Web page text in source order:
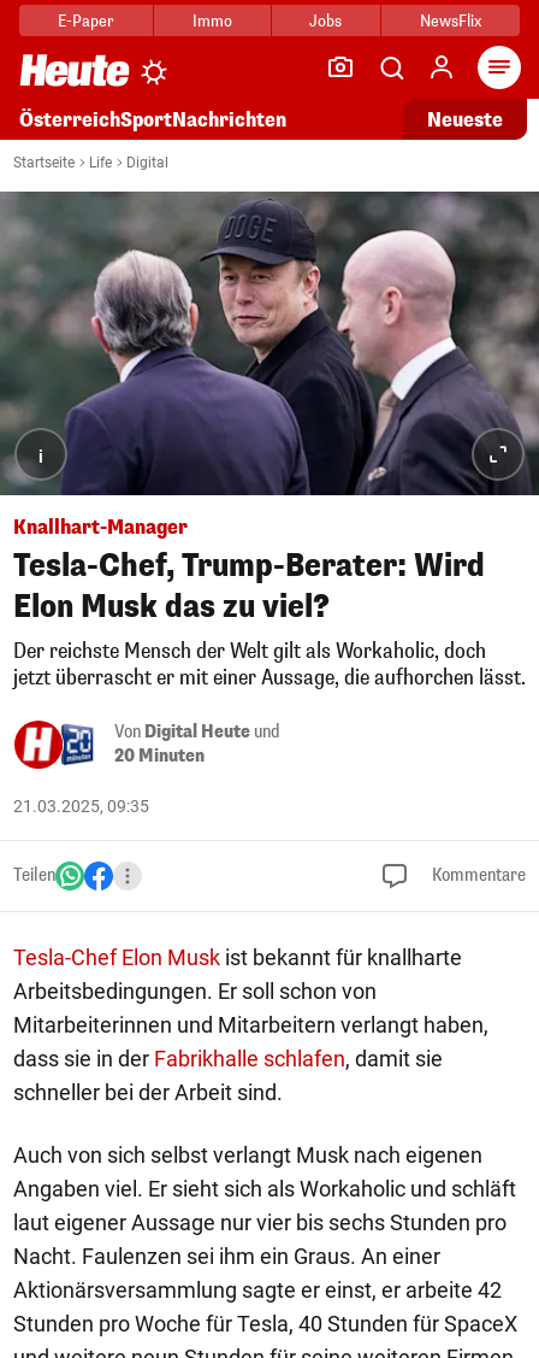
E-Paper Immo Jobs NewsFlix
ÖsterreichSportNachrichten Neueste
Startseite Life Digital
i
Knallhart-Manager
Tesla-Chef, Trump-Berater: Wird
Elon Musk das zu viel?
Der reichste Mensch der Welt gilt als Workaholic, doch
jetzt überrascht er mit einer Aussage, die aufhorchen lässt.
Von Digital Heute und
20 Minuten
21.03.2025, 09:35
Teilen Kommentare
Tesla-Chef Elon Musk ist bekannt für knallharte
Arbeitsbedingungen. Er soll schon von
Mitarbeiterinnen und Mitarbeitern verlangt haben,
dass sie in der Fabrikhalle schlafen, damit sie
schneller bei der Arbeit sind.
Auch von sich selbst verlangt Musk nach eigenen
Angaben viel. Er sieht sich als Workaholic und schläft
laut eigener Aussage nur vier bis sechs Stunden pro
Nacht. Faulenzen sei ihm ein Graus. An einer
Aktionärsversammlung sagte er einst, er arbeite 42
Stunden pro Woche für Tesla, 40 Stunden für SpaceX